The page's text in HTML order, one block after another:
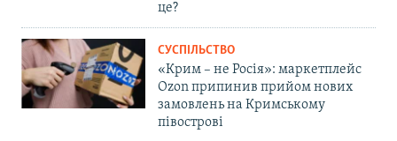
це?
СУСПІЛЬСТВО
«Крим – не Росія»: маркетплейс
Ozon припинив прийом нових
замовлень на Кримському
півострові